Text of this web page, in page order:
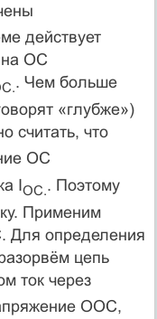
действует
ОС
. Чем больше
«глубже»)
считать, что
ОС
IОС.. Поэтому
Применим
Для определения
цепь
ток через
ООС,